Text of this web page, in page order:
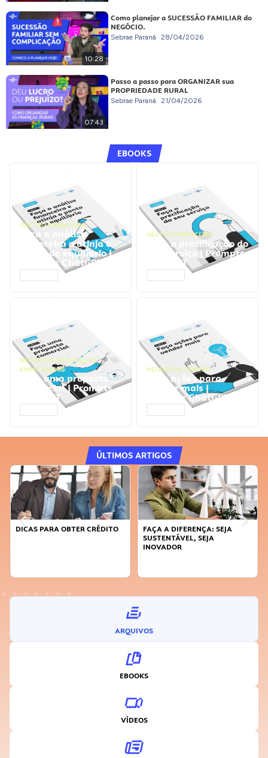
10:28
Como planejar a SUCESSÃO FAMILIAR do
NEGÓCIO.
Sebrae Paraná 28/04/2026
07:43
Passo a passo para ORGANIZAR sua
PROPRIEDADE RURAL
Sebrae Paraná 21/04/2026
EBOOKS
GESTÃO FINANCEIRA
Faça a análise
financeira e atinja o
ponto de equilíbrio |
Prompts ChatGPT
GESTÃO FINANCEIRA
Faça a precificação do
seu serviço | Prompts
ChatGPT
NEGÓCIOS, PROCESSOS
EMPRESARIAIS
Faça uma proposta
comercial | Prompts
ChatGPT
NEGÓCIOS, VENDAS
Faça ações para
vender mais |
Prompts ChatGPT
ÚLTIMOS ARTIGOS
DICAS PARA OBTER CRÉDITO
FAÇA A DIFERENÇA: SEJA
SUSTENTÁVEL, SEJA
INOVADOR
ARQUIVOS
EBOOKS
VÍDEOS